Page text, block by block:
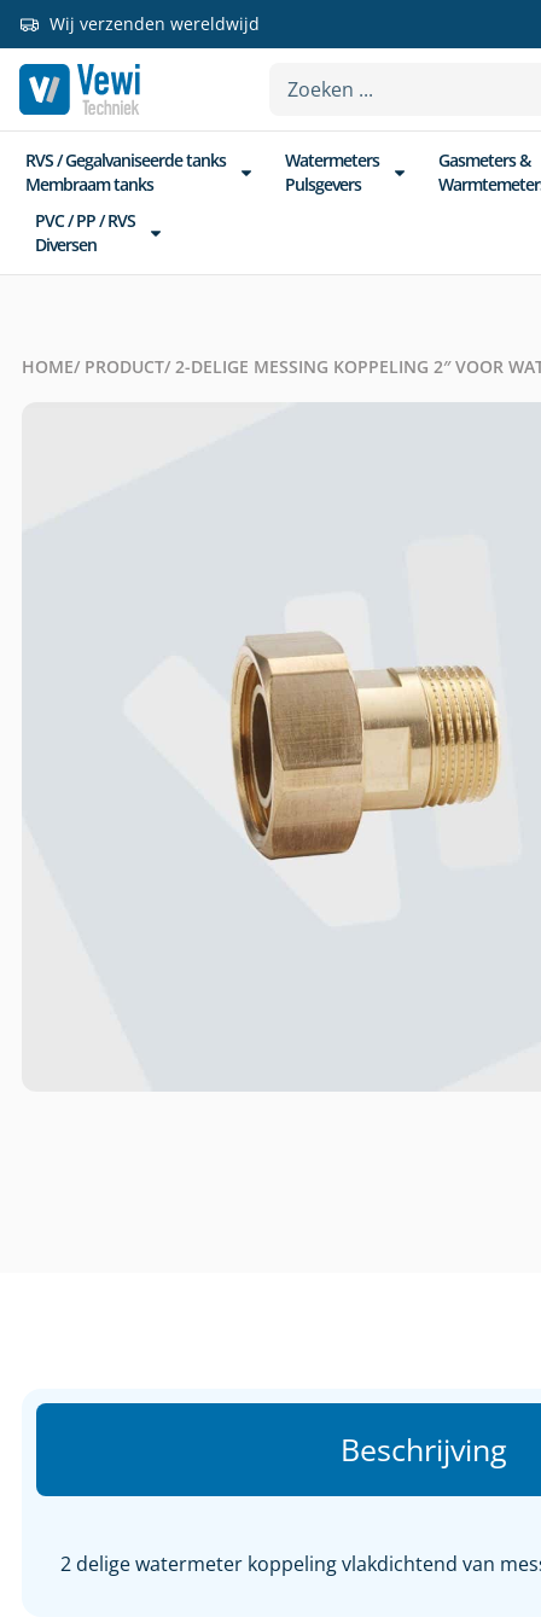
Wij verzenden wereldwijd
RVS / Gegalvaniseerde tanks
Membraam tanks
Watermeters
Pulsgevers
Gasmeters &
PVC / PP / RVS
Diversen
HOME/ PRODUCT/ 2-DELIGE MESSING KOPPELING 2″ VOOR
Beschrijving
2 delige watermeter koppeling vlakdichtend van